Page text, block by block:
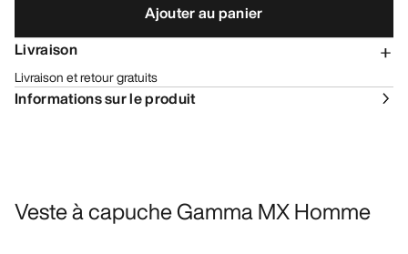
Ajouter au panier
Livraison
Livraison et retour gratuits
Informations sur le produit
Veste à capuche Gamma MX Homme